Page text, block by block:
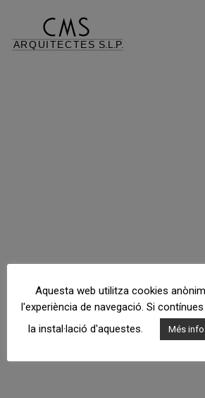
Aquesta web utilitza cookies
l'experiència de navegació. Si
la instal·lació d'aquestes.
Més info